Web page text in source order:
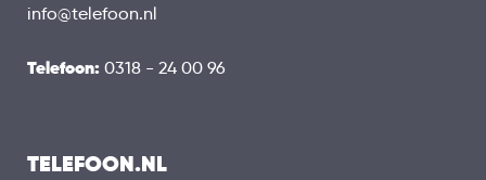
info@telefoon.nl
Telefoon: 0318 - 24 00 96
TELEFOON.NL